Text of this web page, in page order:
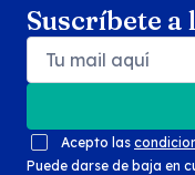
Suscríbete
Acepto las
Puede darse de baja en